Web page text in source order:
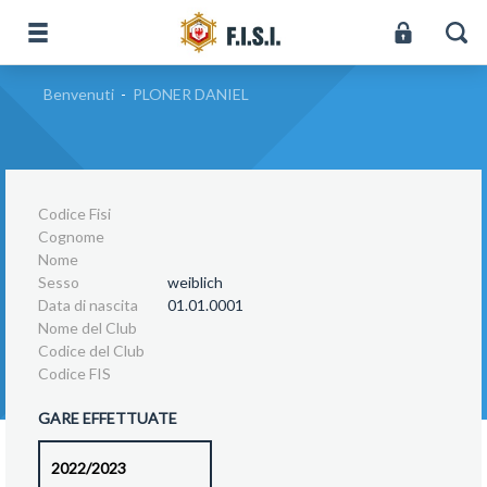
Benvenuti - PLONER DANIEL
Codice Fisi
Cognome
Nome
Sesso
weiblich
Data di nascita
01.01.0001
Nome del Club
Codice del Club
Codice FIS
GARE EFFETTUATE